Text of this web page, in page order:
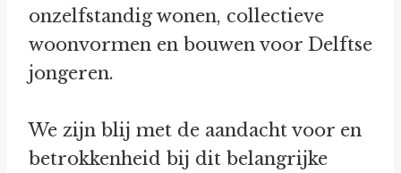
onzelfstandig wonen, collectieve
woonvormen en bouwen voor Delftse
jongeren.
We zijn blij met de aandacht voor en
betrokkenheid bij dit belangrijke